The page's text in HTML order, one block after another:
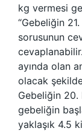
kg vermesi
“Gebeliğin
sorusunun
ayında olan
olacak
Gebeliğin 20.
gebeliğin
yaklaşık 4.5